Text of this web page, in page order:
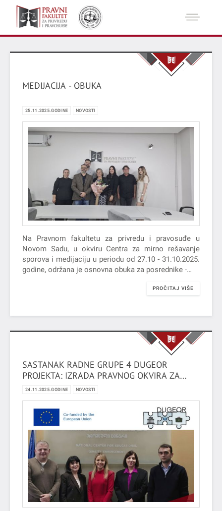
MEDIJACIJA - OBUKA
25.11.2025.GODINE NOVOSTI
Na Pravnom fakultetu za privredu i pravosuđe u
Novom Sadu, u okviru Centra za mirno rešavanje
sporova i medijaciju u periodu od 27.10 - 31.10.2025.
godine, održana je osnovna obuka za posrednike -…
PROČITAJ VIŠE
SASTANAK RADNE GRUPE 4 DUGEOR
PROJEKTA: IZRADA PRAVNOG OKVIRA ZA
DUALNO VISOKO OBRAZOVANJE
24.11.2025.GODINE NOVOSTI